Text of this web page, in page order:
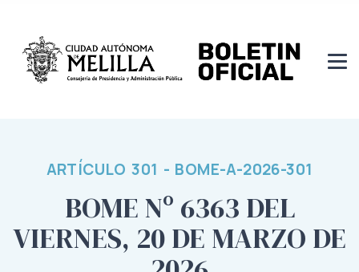
ARTÍCULO 301 - BOME-A-2026-301
BOME Nº 6363 DEL
VIERNES, 20 DE MARZO DE